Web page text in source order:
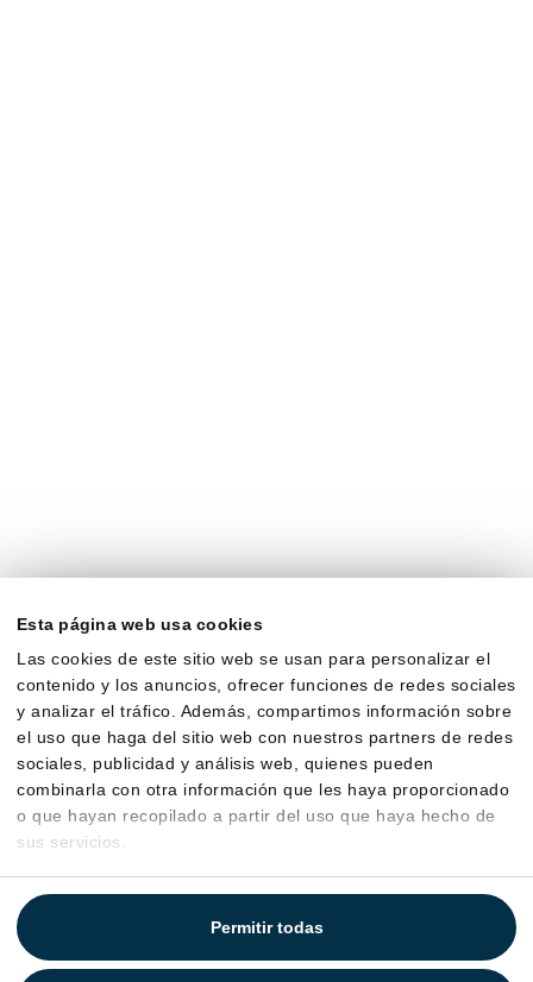
Esta página web usa cookies
Las cookies de este sitio web se usan para personalizar el
contenido y los anuncios, ofrecer funciones de redes sociales
y analizar el tráfico. Además, compartimos información sobre
el uso que haga del sitio web con nuestros partners de redes
sociales, publicidad y análisis web, quienes pueden
combinarla con otra información que les haya proporcionado
o que hayan recopilado a partir del uso que haya hecho de
sus servicios.
Permitir todas